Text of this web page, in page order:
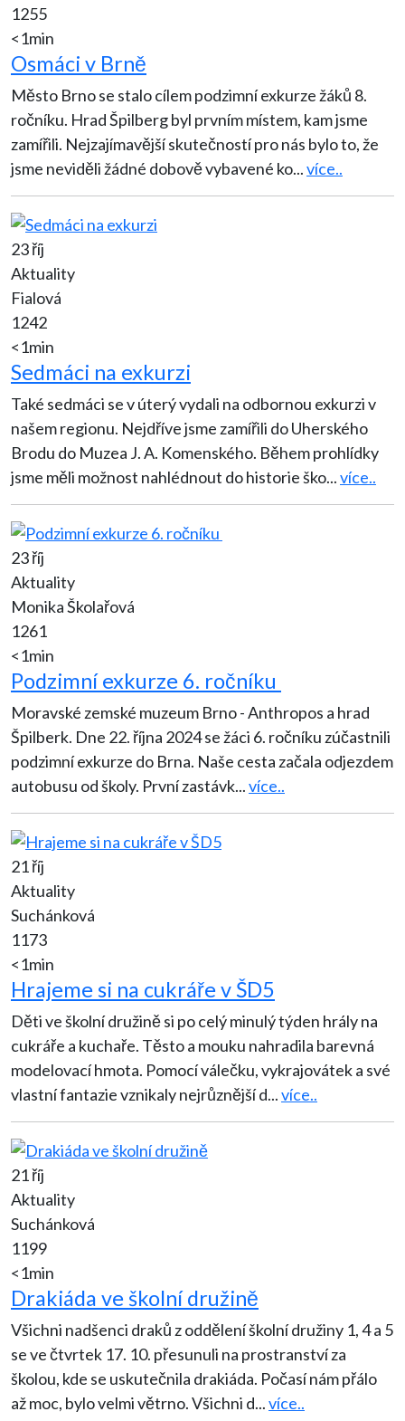
1255
<1min
Osmáci v Brně
Město Brno se stalo cílem podzimní exkurze žáků 8.
ročníku. Hrad Špilberg byl prvním místem, kam jsme
zamířili. Nejzajímavější skutečností pro nás bylo to, že
jsme neviděli žádné dobově vybavené ko...více..
23 říj
Aktuality
Fialová
1242
<1min
Sedmáci na exkurzi
Také sedmáci se v úterý vydali na odbornou exkurzi v
našem regionu. Nejdříve jsme zamířili do Uherského
Brodu do Muzea J. A. Komenského. Během prohlídky
jsme měli možnost nahlédnout do historie ško...více..
23 říj
Aktuality
Monika Školařová
1261
<1min
Podzimní exkurze 6. ročníku
Moravské zemské muzeum Brno - Anthropos a hrad
Špilberk. Dne 22. října 2024 se žáci 6. ročníku zúčastnili
podzimní exkurze do Brna. Naše cesta začala odjezdem
autobusu od školy. První zastávk...více..
21 říj
Aktuality
Suchánková
1173
<1min
Hrajeme si na cukráře v ŠD5
Děti ve školní družině si po celý minulý týden hrály na
cukráře a kuchaře. Těsto a mouku nahradila barevná
modelovací hmota. Pomocí válečku, vykrajovátek a své
vlastní fantazie vznikaly nejrůznější d...více..
21 říj
Aktuality
Suchánková
1199
<1min
Drakiáda ve školní družině
Všichni nadšenci draků z oddělení školní družiny 1, 4 a 5
se ve čtvrtek 17. 10. přesunuli na prostranství za
školou, kde se uskutečnila drakiáda. Počasí nám přálo
až moc, bylo velmi větrno. Všichni d...více..